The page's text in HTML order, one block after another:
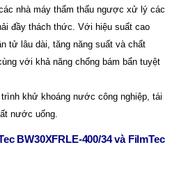
nhà máy thẩm thấu ngược xử lý các
đầy thách thức. Với hiệu suất cao
tử lâu dài, tăng năng suất và chất
với khả năng chống bám bẩn tuyệt
khử khoáng nước công nghiệp, tái
nước uống.
BW30XFRLE-400/34 và FilmTec